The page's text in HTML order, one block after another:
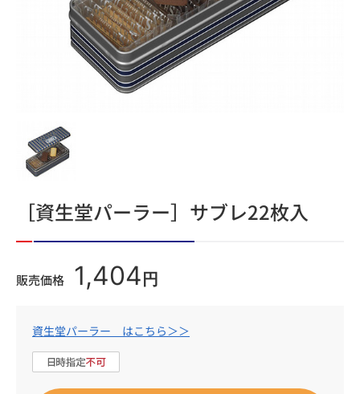
［資生堂パーラー］サブレ22枚入
販売価格 1,404 円
資生堂パーラー はこちら＞＞